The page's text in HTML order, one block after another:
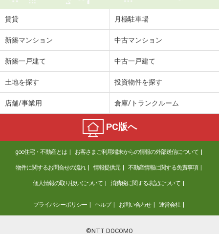
賃貸 月極駐車場
新築マンション 中古マンション
新築一戸建て 中古一戸建て
土地を探す 投資物件を探す
店舗/事業用 倉庫/トランクルーム
PC版へ
goo住宅・不動産とは お客さまご利用端末からの情報の外部送信について
物件に関するお問合せの流れ 情報提供元 不動産情報に関する免責事項
個人情報の取り扱いについて 消費税に関する表記について
プライバシーポリシー ヘルプ お問い合わせ 運営会社
©NTT DOCOMO